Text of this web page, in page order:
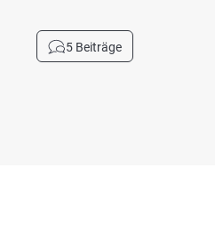
5 Beiträge